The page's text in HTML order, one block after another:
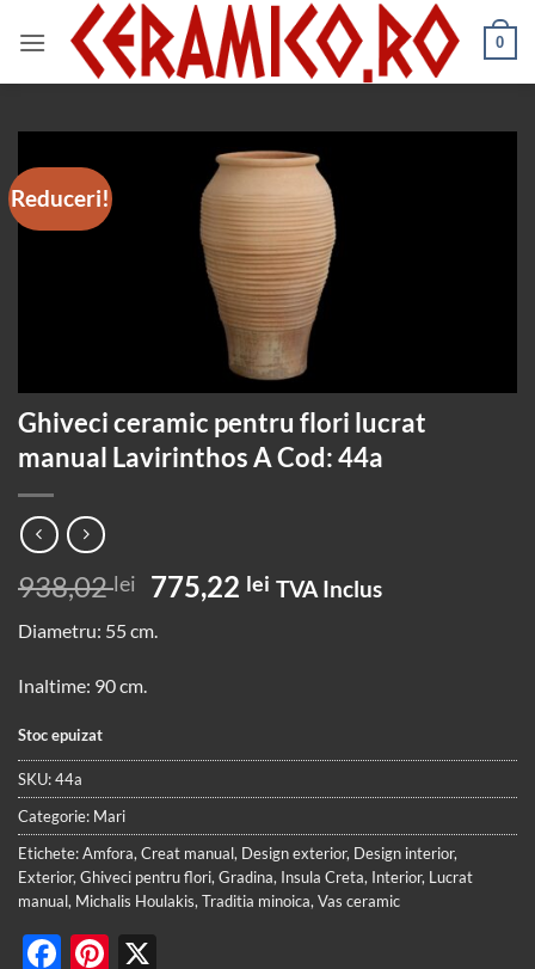
0
Reduceri!
Ghiveci ceramic pentru flori lucrat
manual Lavirinthos A Cod: 44a
938,02lei
Prețul
inițial
a
775,22 lei Prețul
TVA Inclus
Diametru: 55 cm.
Inaltime: 90 cm.
Stoc epuizat
SKU:44a
Categorie: Mari
Etichete:Amfora, Creat manual, Design exterior, Design interior,
Exterior, Ghiveci pentru flori, Gradina, Insula Creta, Interior, Lucrat
manual, Michalis Houlakis, Traditia minoica, Vas ceramic
Facebook
Pinterest